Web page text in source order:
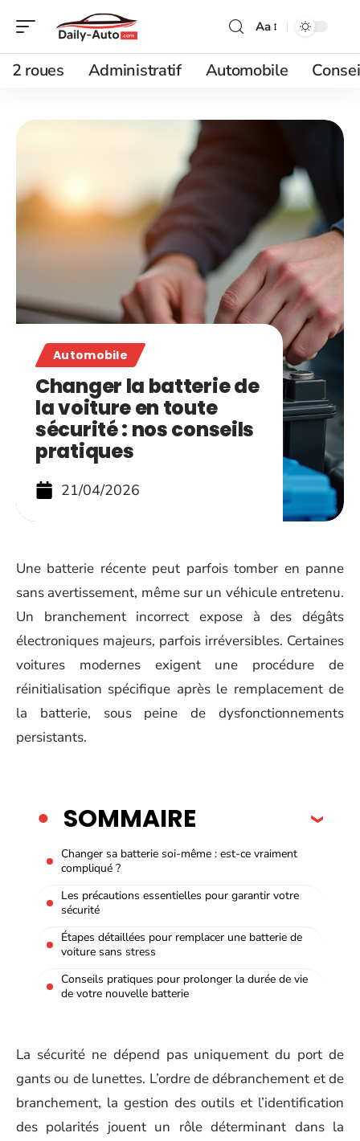
Aa
2 roues Administratif Automobile
Automobile
Changer la batterie de
la voiture en toute
sécurité : nos conseils
pratiques
21/04/2026
Une batterie récente peut parfois tomber en panne
sans avertissement, même sur un véhicule entretenu.
Un branchement incorrect expose à des dégâts
électroniques majeurs, parfois irréversibles. Certaines
voitures modernes exigent une procédure de
réinitialisation spécifique après le remplacement de
la batterie, sous peine de dysfonctionnements
persistants.
SOMMAIRE
Changer sa batterie soi-même : est-ce vraiment
compliqué ?
Les précautions essentielles pour garantir votre
sécurité
Étapes détaillées pour remplacer une batterie de
voiture sans stress
Conseils pratiques pour prolonger la durée de vie
de votre nouvelle batterie
La sécurité ne dépend pas uniquement du port de
gants ou de lunettes. L’ordre de débranchement et de
branchement, la gestion des outils et l’identification
des polarités jouent un rôle déterminant dans la